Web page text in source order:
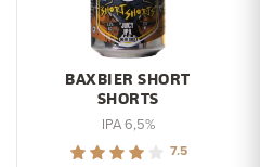
BAXBIER SHORT
SHORTS
IPA 6,5%
7.5